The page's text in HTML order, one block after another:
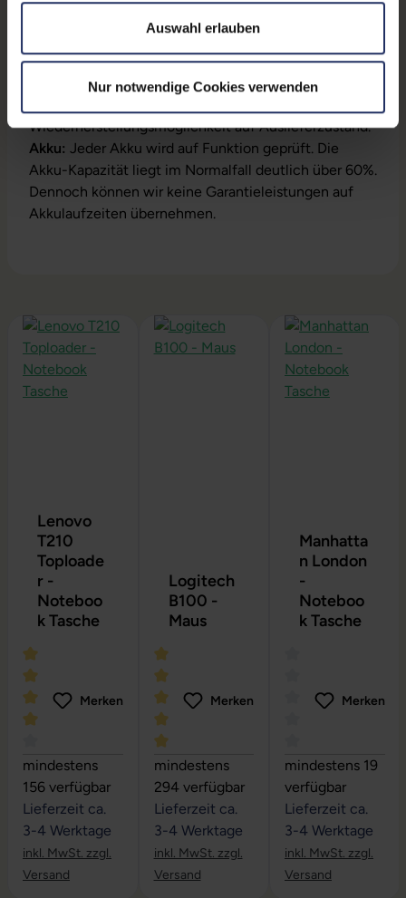
Auswahl erlauben
Nur notwendige Cookies verwenden
dem Gehäuse oder die Lizenz ist bereits digital
hinterlegt)
Wiederherstellungsmöglichkeit auf Auslieferzustand.
Akku: Jeder Akku wird auf Funktion geprüft. Die
Akku-Kapazität liegt im Normalfall deutlich über 60%.
Dennoch können wir keine Garantieleistungen auf
Akkulaufzeiten übernehmen.
Produktgalerie überspringen
Lenovo
T210
Toploade
r -
Noteboo
k Tasche
Durchschnittliche Bewertung von 4 von 5 Sternen
Merken
mindestens
156 verfügbar
Lieferzeit ca.
3-4 Werktage
inkl. MwSt. zzgl.
Versand
Logitech
B100 -
Maus
Durchschnittliche Bewertung von 5
Merken
mindestens
294 verfügbar
Lieferzeit ca.
3-4 Werktage
inkl. MwSt. zzgl.
Versand
Manhatta
n London
-
Noteboo
k Tasche
Durchschnittliche
Merken
mindestens 19
verfügbar
Lieferzeit ca.
3-4 Werktage
inkl. MwSt. zzgl.
Versand